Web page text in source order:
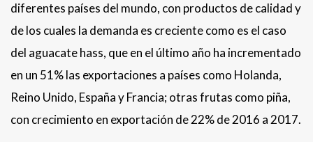
diferentes países del mundo, con productos de calidad y
de los cuales la demanda es creciente como es el caso
del aguacate hass, que en el último año ha incrementado
en un 51% las exportaciones a países como Holanda,
Reino Unido, España y Francia; otras frutas como piña,
con crecimiento en exportación de 22% de 2016 a 2017.